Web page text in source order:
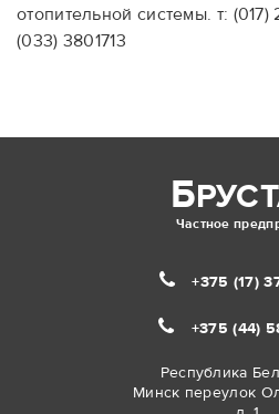
отопительной системы. т: (017)
(033) 3801713
Б
Частное
+375 (17)
+375 (44)
Республика
Минск переулок